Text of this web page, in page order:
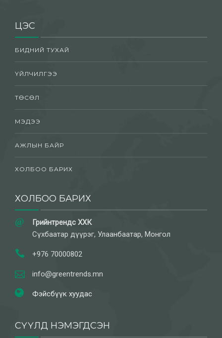
ЦЭС
БИДНИЙ ТУХАЙ
ҮЙЛЧИЛГЭЭ
ТӨСӨЛ
МЭДЭЭ
АЖЛЫН БАЙР
ХОЛБОО БАРИХ
ХОЛБОО БАРИХ
Грийнтрендс ХХК
Сүхбаатар дүүрэг, Улаанбаатар, Монгол
+976 70000802
info@greentrends.mn
Фэйсбүүк хуудас
СҮҮЛД НЭМЭГДСЭН